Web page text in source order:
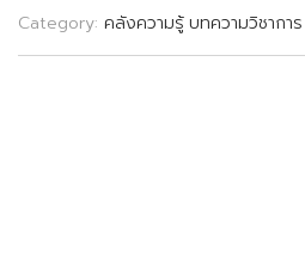
Category: คลังความรู้บทความวิชาการ